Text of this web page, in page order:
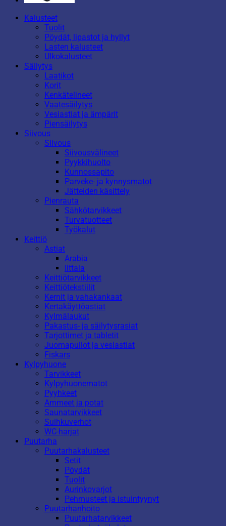
Kalusteet
Tuolit
Pöydät, lipastot ja hyllyt
Lasten kalusteet
Ulkokalusteet
Säilytys
Laatikot
Korit
Kenkätelineet
Vaatesäilytys
Vesiastiat ja ämpärit
Piensäilytys
Siivous
Siivous
Siivousvälineet
Pyykkihuolto
Kunnossapito
Parveke- ja kynnysmatot
Jätteiden käsittely
Pienrauta
Sähkötarvikkeet
Turvatuotteet
Työkalut
Keittiö
Astiat
Arabia
Iittala
Keittiötarvikkeet
Keittiötekstiilit
Kernit ja vahakankaat
Kertakäyttöastiat
Kylmälaukut
Pakastus- ja säilytysrasiat
Tarjottimet ja tabletit
Juomapullot ja vesiastiat
Fiskars
Kylpyhuone
Tarvikkeet
Kylpyhuonematot
Pyyhkeet
Ammeet ja potat
Saunatarvikkeet
Suihkuverhot
WC-harjat
Puutarha
Puutarhakalusteet
Setit
Pöydät
Tuolit
Aurinkovarjot
Pehmusteet ja istuintyynyt
Puutarhanhoito
Puutarhatarvikkeet